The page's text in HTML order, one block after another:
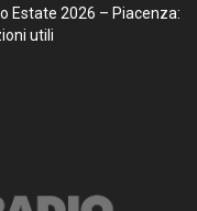
Estate 2026 – Piacenza:
utili